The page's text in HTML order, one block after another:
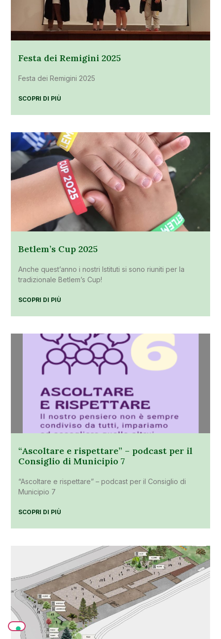
Festa dei Remigini 2025
Festa dei Remigini 2025
SCOPRI DI PIÙ
Betlem’s Cup 2025
Anche quest’anno i nostri Istituti si sono riuniti per la
tradizionale Betlem’s Cup!
SCOPRI DI PIÙ
“Ascoltare e rispettare” – podcast per il
Consiglio di Municipio 7
“Ascoltare e rispettare” – podcast per il Consiglio di
Municipio 7
SCOPRI DI PIÙ